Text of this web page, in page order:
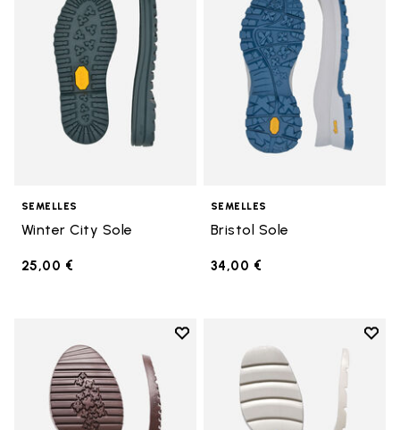
SEMELLES
Winter City Sole
25,00 €
SEMELLES
Bristol Sole
34,00 €
Add to wishlist
Add to wishlist Semelle Domingo
Add